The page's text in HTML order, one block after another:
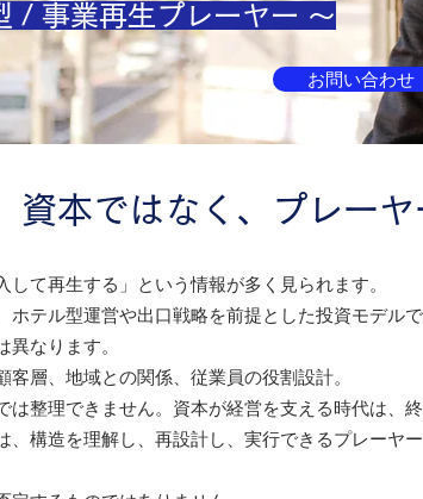
/ 事業再生プレーヤー ～
お問い合わせ
資本ではなく、プレー
して再生する」という情報が多く見られます。
ホテル型運営や出口戦略を前提とした投資モデルで
異なります。
客層、地域との関係、従業員の役割設計。
は整理できません。 資本が経営を支える時代は、
、構造を理解し、再設計し、実行できるプレーヤー